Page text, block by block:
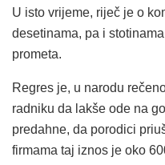
U isto vrijeme, riječ je o
desetinama, pa i
prometa.
Regres je, u narodu
radniku da lakše ode na
predahne, da porodici
firmama taj iznos je oko